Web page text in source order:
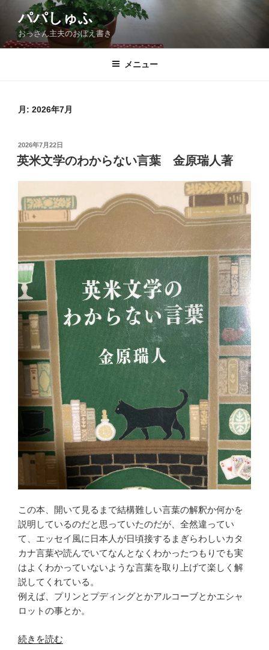
ン
パパしゅふ
おっさん主夫のおぼえ書き
メニュー
月: 2026年7月
投
稿
日:
2026年7月22日
英米文学のわからない言葉 金原瑞人著
この本、開いて見るまで結構難しい言葉の解釈か何かを
説明しているのだと思っていたのだが、全然違ってい
て、エッセイ風に日本人が日頃接するまぎらわしいカタ
カナ言葉や読んでいてなんとなくわかったつもりでも実
はよくわかっていないような言葉を取り上げて楽しく解
説してくれている。
例えば、プリンとプディングとかアルコーブとかエシャ
ロットの事とか。
“英
続きを読む